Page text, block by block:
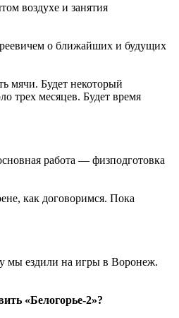
воздухе и занятия
о ближайших и будущих
мячи. Будет некоторый
трех месяцев. Будет время
работа — физподготовка
как договоримся. Пока
мы ездили на игры в Воронеж.
«Белогорье-2»?